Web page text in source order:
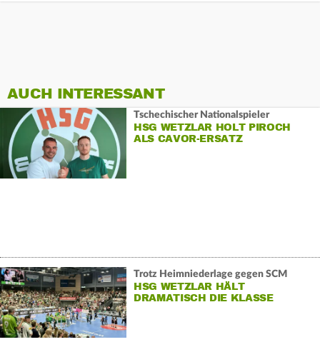
AUCH INTERESSANT
Tschechischer Nationalspieler
HSG WETZLAR HOLT PIROCH
ALS CAVOR-ERSATZ
Trotz Heimniederlage gegen SCM
HSG WETZLAR HÄLT
DRAMATISCH DIE KLASSE